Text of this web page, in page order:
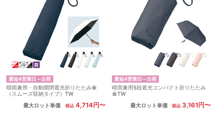
最短4営業日～出荷
晴雨兼用・自動開閉遮光折りたたみ傘
（スムーズ収納タイプ）TW
最大ロット単価
4,714円〜
最短4営業日～出荷
晴雨兼用5段遮光コンパクト折りたたみ
傘TW
最大ロット単価
3,161円〜